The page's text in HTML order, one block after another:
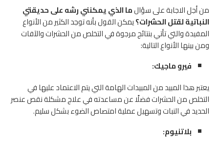
من أجل الاجابة على سؤالما الذي يمكنني رشه على حديقتي
النباتية لقتل الحشرات؟يمكن القول بأنه توجد الكثير من الأنواع
المفيدة والتي تأتي بنتائج مرجوة في التخلص من الحشرات والآفات
ومن بينها الأنواع التالية:
فيرو ماجيك:
يعتبر هذا المبيد من المبيدات الهامة التي يتم الاعتماد عليها في
التخلص من الحشرات فضلًا عن مساعدته في علاج مشكلة نقص عنصر
الحديد في النبات وتسهيل عملية امتصاص الضوء بشكل سليم.
بلاتنيوم: